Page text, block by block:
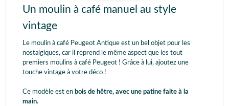
Un moulin à café manuel au style
vintage
Le moulin à café Peugeot Antique est un bel objet pour les
nostalgiques, car il reprend le même aspect que les tout
premiers moulins à café Peugeot ! Grâce à lui, ajoutez une
touche vintage à votre déco !
Ce modèle est en bois de hêtre, avec une patine faite à la
main.